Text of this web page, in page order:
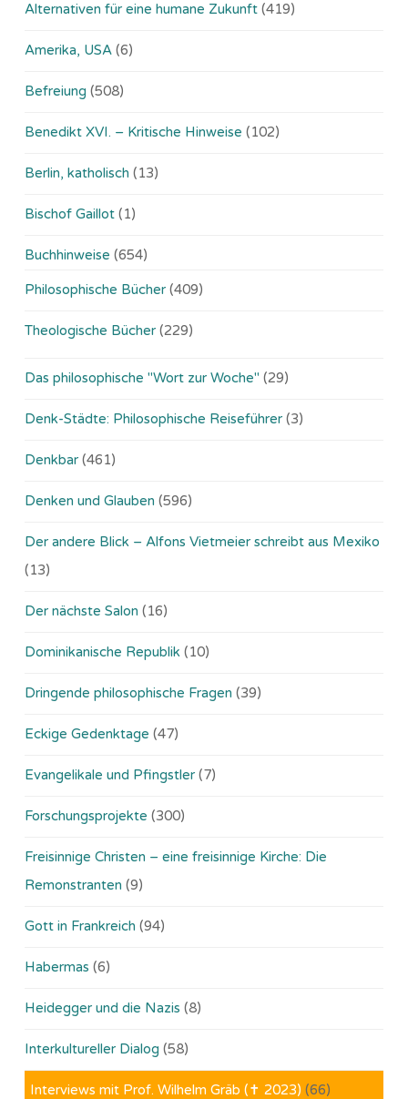
Alternativen für eine humane Zukunft (419)
Amerika, USA (6)
Befreiung (508)
Benedikt XVI. – Kritische Hinweise (102)
Berlin, katholisch (13)
Bischof Gaillot (1)
Buchhinweise (654)
Philosophische Bücher (409)
Theologische Bücher (229)
Das philosophische "Wort zur Woche" (29)
Denk-Städte: Philosophische Reiseführer (3)
Denkbar (461)
Denken und Glauben (596)
Der andere Blick – Alfons Vietmeier schreibt aus Mexiko
(13)
Der nächste Salon (16)
Dominikanische Republik (10)
Dringende philosophische Fragen (39)
Eckige Gedenktage (47)
Evangelikale und Pfingstler (7)
Forschungsprojekte (300)
Freisinnige Christen – eine freisinnige Kirche: Die
Remonstranten (9)
Gott in Frankreich (94)
Habermas (6)
Heidegger und die Nazis (8)
Interkultureller Dialog (58)
Interviews mit Prof. Wilhelm Gräb (✝ 2023) (66)